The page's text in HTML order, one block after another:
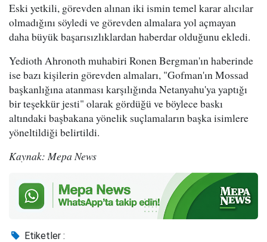
Eski yetkili, görevden alınan iki ismin temel karar alıcılar
olmadığını söyledi ve görevden almalara yol açmayan
daha büyük başarısızlıklardan haberdar olduğunu ekledi.
Yedioth Ahronoth muhabiri Ronen Bergman'ın haberinde
ise bazı kişilerin görevden almaları, "Gofman'ın Mossad
başkanlığına atanması karşılığında Netanyahu'ya yaptığı
bir teşekkür jesti" olarak gördüğü ve böylece baskı
altındaki başbakana yönelik suçlamaların başka isimlere
yöneltildiği belirtildi.
Kaynak: Mepa News
Etiketler :